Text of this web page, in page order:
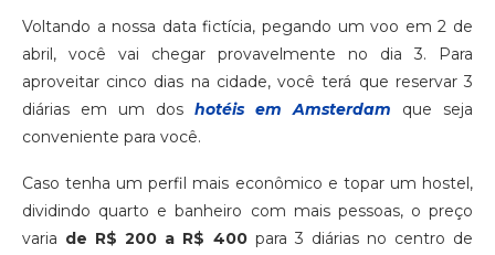
Voltando a nossa data fictícia, pegando um voo em 2 de
abril, você vai chegar provavelmente no dia 3. Para
aproveitar cinco dias na cidade, você terá que reservar 3
diárias em um dos hotéis em Amsterdam que seja
conveniente para você.
Caso tenha um perfil mais econômico e topar um hostel,
dividindo quarto e banheiro com mais pessoas, o preço
varia de R$ 200 a R$ 400para 3 diárias no centro de